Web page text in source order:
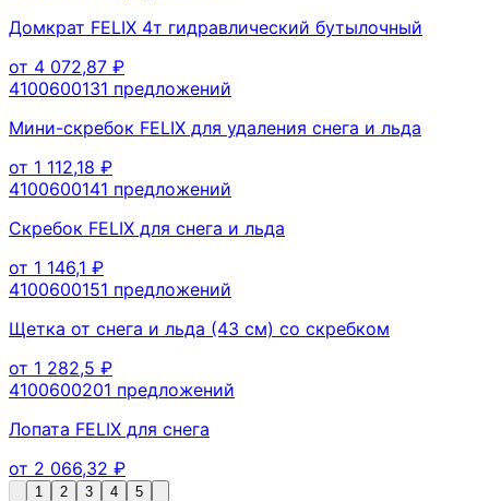
Домкрат FELIX 4т гидравлический бутылочный
от 4 072,87 ₽
4100600131 предложений
Мини-скребок FELIX для удаления снега и льда
от 1 112,18 ₽
4100600141 предложений
Скребок FELIX для снега и льда
от 1 146,1 ₽
4100600151 предложений
Щетка от снега и льда (43 см) со скребком
от 1 282,5 ₽
4100600201 предложений
Лопата FELIX для снега
от 2 066,32 ₽
1 2 3 4 5